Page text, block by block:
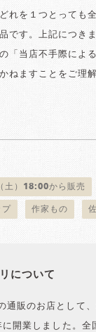
れを１つとっても
です。上記につき
「当店不手際によ
ねますことをご理
土）18:00から販売
作家もの
について
通販のお店として
開業しました。全